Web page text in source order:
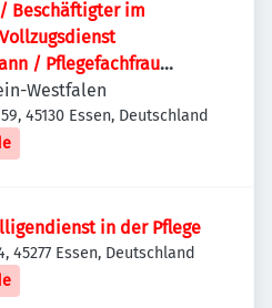
Beschäftigter im
/ Pflegefachfrau
Übernahme in das
bei der JVA Essen
Westfalen
45130 Essen, Deutschland
in der Pflege
45277 Essen, Deutschland